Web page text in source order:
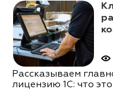
Рассказываем
лицензию 1С: что